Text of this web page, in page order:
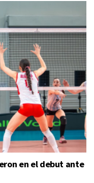
en el debut ante